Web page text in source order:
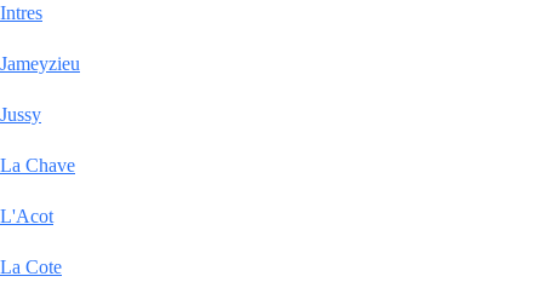
Intres
Jameyzieu
Jussy
La Chave
L'Acot
La Cote